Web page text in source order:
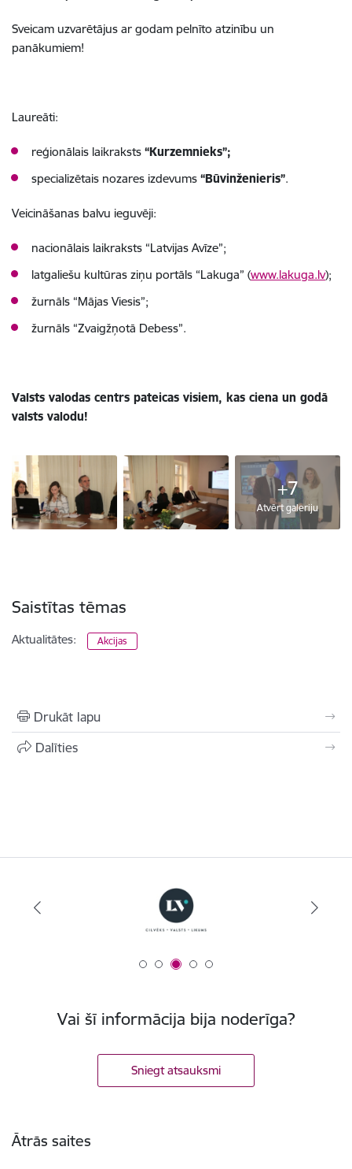
Sveicam uzvarētājus ar godam pelnīto atzinību un
panākumiem!
Laureāti:
reģionālais laikraksts “Kurzemnieks”;
specializētais nozares izdevums “Būvinženieris”.
Veicināšanas balvu ieguvēji:
nacionālais laikraksts “Latvijas Avīze”;
latgaliešu kultūras ziņu portāls “Lakuga” (www.lakuga.lv);
žurnāls “Mājas Viesis”;
žurnāls “Zvaigžņotā Debess”.
Valsts valodas centrs pateicas visiem, kas ciena un godā
valsts valodu!
+7
Atvērt galeriju
Saistītas tēmas
Aktualitātes: Akcijas
Drukāt lapu
Dalīties
Vai šī informācija bija noderīga?
Sniegt atsauksmi
Ātrās saites